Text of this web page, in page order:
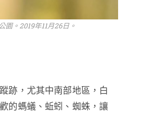
。2019年11月26日。
跡，尤其中南部地區，白
的螞蟻、蚯蚓、蜘蛛，讓